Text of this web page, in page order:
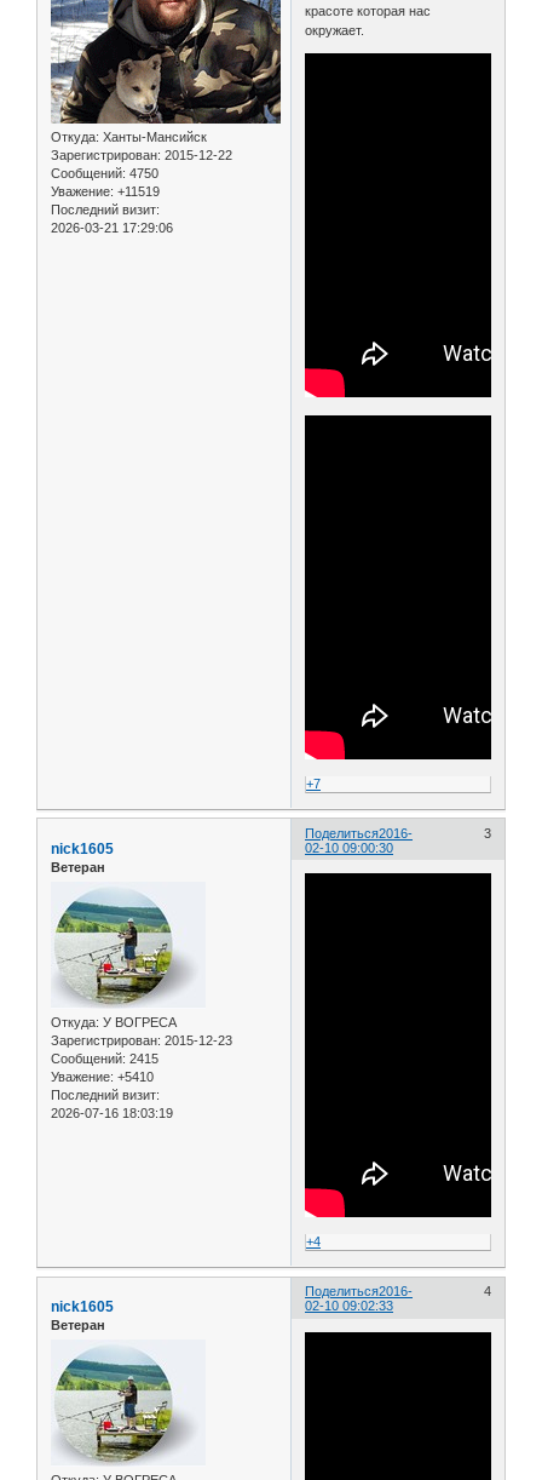
Откуда: Ханты-Мансийск
Зарегистрирован: 2015-12-22
Сообщений: 4750
Уважение: +11519
Последний визит:
2026-03-21 17:29:06
красоте которая нас
окружает.
+7
Поделиться 3
2016-
02-10 09:00:30
nick1605
Ветеран
Откуда: У ВОГРЕСА
Зарегистрирован: 2015-12-23
Сообщений: 2415
Уважение: +5410
Последний визит:
2026-07-16 18:03:19
+4
Поделиться 4
2016-
02-10 09:02:33
nick1605
Ветеран